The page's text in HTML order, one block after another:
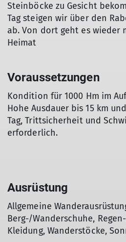
Steinböcke zu Gesicht
Tag steigen wir über den
ab. Von dort geht es wieder
Heimat
Voraussetzungen
Kondition für 1000 Hm im
Hohe Ausdauer bis 15 km
Tag, Trittsicherheit und
erforderlich.
Ausrüstung
Allgemeine
Berg-/Wanderschuhe,
Kleidung, Wanderstöcke,